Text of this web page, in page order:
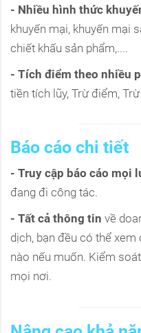
- Nhiều hình thức
khuyến mại, khuyến mại
chiết khấu sản phẩm,....
- Tích điểm theo nhiều
tiền tích lũy, Trừ điểm,
Báo cáo chi tiết
- Truy cập báo cáo mọi
đang đi công tác.
- Tất cả thông tin về
dịch, bạn đều có thể
nào nếu muốn. Kiểm
mọi nơi.